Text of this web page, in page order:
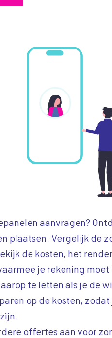
aanvragen?
plaatsen. Vergelijk de
de kosten, het
je rekening moet
te letten als je de
op de kosten,
offertes aan voor